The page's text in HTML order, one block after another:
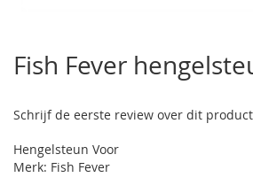
het
begin
de
gallerij
Fish Fever
Schrijf de eerste review over dit product
Hengelsteun Voor
Merk: Fish Fever